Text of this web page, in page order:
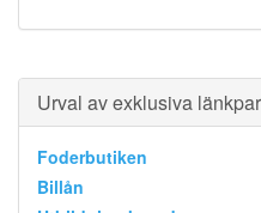
Urval av exklusiva
Foderbutiken
Billån